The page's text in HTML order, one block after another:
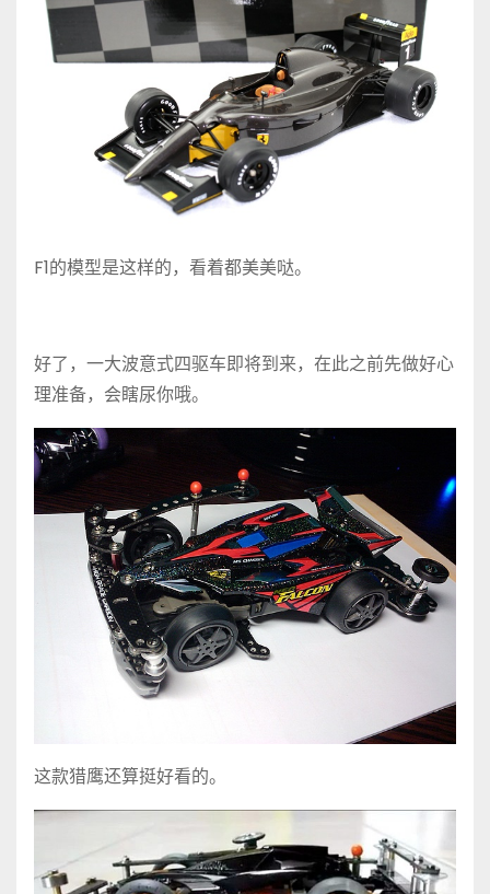
F1的模型是这样的，看着都美美哒。
好了，一大波意式四驱车即将到来，在此之前先做好心
理准备，会瞎尿你哦。
这款猎鹰还算挺好看的。